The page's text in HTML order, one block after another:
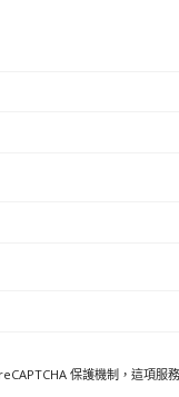
保護機制，這項服